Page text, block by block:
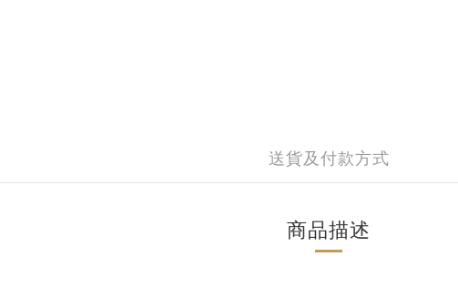
送貨及付款方式
商品描述